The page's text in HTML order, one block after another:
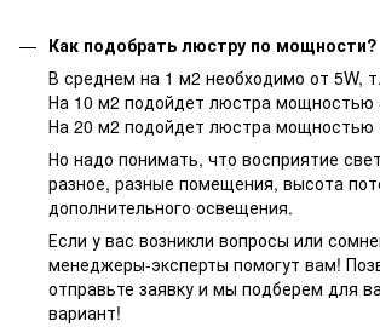
Как подобрать люстру по мощности?
В среднем на 1 м2 необходимо от 5W,
На 10 м2 подойдет люстра мощностью
На 20 м2 подойдет люстра мощностью
Но надо понимать, что восприятие
разное, разные помещения, высота
дополнительного освещения.
Если у вас возникли вопросы или
менеджеры-эксперты помогут вам!
отправьте заявку и мы подберем для
вариант!